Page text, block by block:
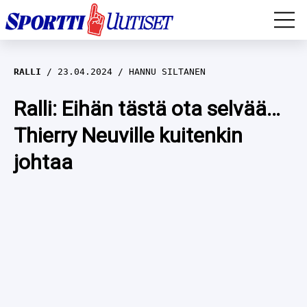
EM-YLEISURHEILU
JÄÄKIEKKO
YLEISURHEILU
WILMA HELTELÄ
TALVILAJIT
RALLI 23.04.2024 HANNU SILTANEN
Ralli: Eihän tästä ota selvää…
Thierry Neuville kuitenkin
johtaa